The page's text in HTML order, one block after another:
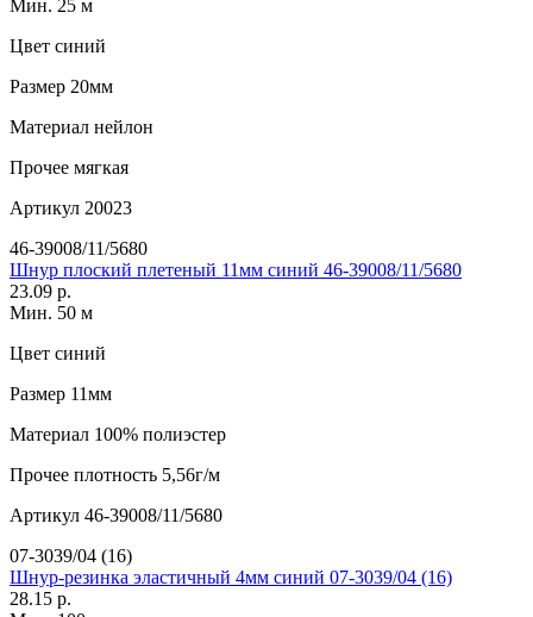
Мин. 25 м
Цвет синий
Размер 20мм
Материал нейлон
Прочее мягкая
Артикул 20023
46-39008/11/5680
Шнур плоский плетеный 11мм синий 46-39008/11/5680
23.09 р.
Мин. 50 м
Цвет синий
Размер 11мм
Материал 100% полиэстер
Прочее плотность 5,56г/м
Артикул 46-39008/11/5680
07-3039/04 (16)
Шнур-резинка эластичный 4мм синий 07-3039/04 (16)
28.15 р.